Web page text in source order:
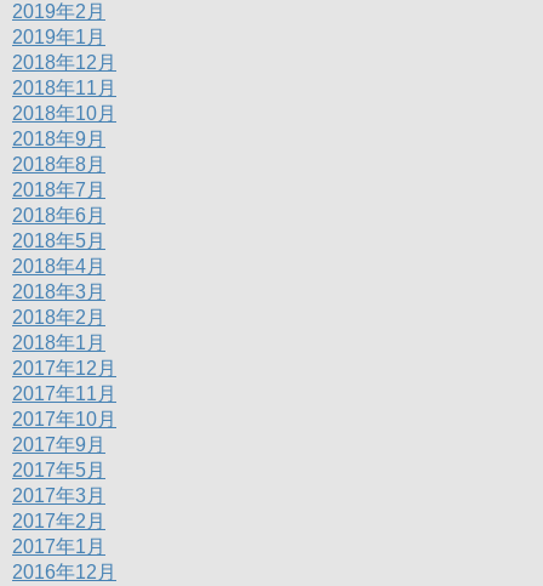
2019年2月
2019年1月
2018年12月
2018年11月
2018年10月
2018年9月
2018年8月
2018年7月
2018年6月
2018年5月
2018年4月
2018年3月
2018年2月
2018年1月
2017年12月
2017年11月
2017年10月
2017年9月
2017年5月
2017年3月
2017年2月
2017年1月
2016年12月